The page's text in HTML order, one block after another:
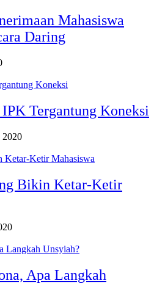
Mahasiswa
Daring
Tergantung Koneksi
Bikin Ketar-Ketir
Apa Langkah